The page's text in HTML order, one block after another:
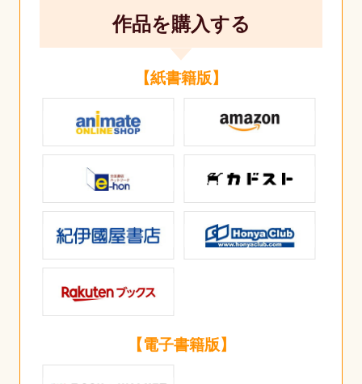
作品を購入する
【紙書籍版】
【電子書籍版】